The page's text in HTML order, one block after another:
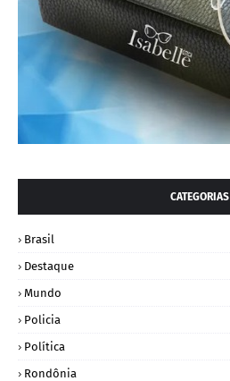
CATEGORIAS
Brasil
Destaque
Mundo
Policia
Política
Rondônia